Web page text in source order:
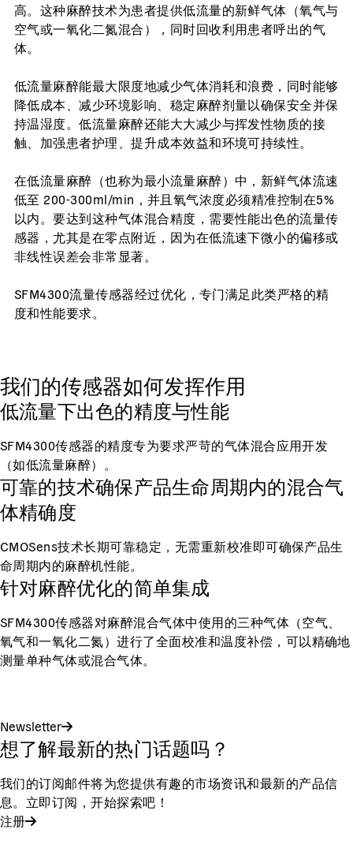
高。这种麻醉技术为患者提供低流量的新鲜气体（氧气与
空气或一氧化二氮混合），同时回收利用患者呼出的气
体。
低流量麻醉能最大限度地减少气体消耗和浪费，同时能够
降低成本、减少环境影响、稳定麻醉剂量以确保安全并保
持温湿度。低流量麻醉还能大大减少与挥发性物质的接
触、加强患者护理、提升成本效益和环境可持续性。
在低流量麻醉（也称为最小流量麻醉）中，新鲜气体流速
低至 200-300ml/min，并且氧气浓度必须精准控制在5%
以内。要达到这种气体混合精度，需要性能出色的流量传
感器，尤其是在零点附近，因为在低流速下微小的偏移或
非线性误差会非常显著。
SFM4300流量传感器经过优化，专门满足此类严格的精
度和性能要求。
我们的传感器如何发挥作用
低流量下出色的精度与性能
SFM4300传感器的精度专为要求严苛的气体混合应用开发
（如低流量麻醉）。
可靠的技术确保产品生命周期内的混合气
体精确度
CMOSens技术长期可靠稳定，无需重新校准即可确保产品生
命周期内的麻醉机性能。
针对麻醉优化的简单集成
SFM4300传感器对麻醉混合气体中使用的三种气体（空气、
氧气和一氧化二氮）进行了全面校准和温度补偿，可以精确地
测量单种气体或混合气体。
Newsletter
想了解最新的热门话题吗？
我们的订阅邮件将为您提供有趣的市场资讯和最新的产品信
息。立即订阅，开始探索吧！
注册